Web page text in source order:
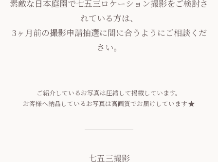
素敵な日本庭園で七五三ロケーション撮影をご検討さ
れている方は、
3ヶ月前の撮影申請抽選に間に合うようにご相談くだ
さい。
ご紹介しているお写真は圧縮して掲載しています。
お客様へ納品しているお写真は高画質でお届けしています
七五三撮影